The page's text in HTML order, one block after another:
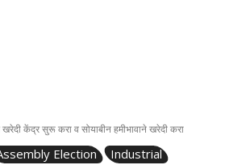
केंद्र सुरू करा व सोयाबीन हमीभावाने खरेदी करा
Election
Industrial